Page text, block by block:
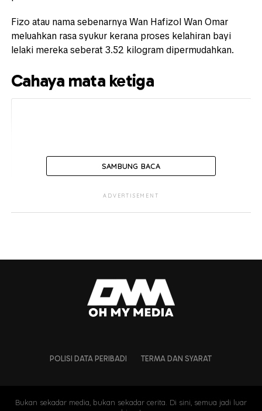
Fizo atau nama sebenarnya Wan Hafizol Wan Omar
meluahkan rasa syukur kerana proses kelahiran bayi
lelaki mereka seberat 3.52 kilogram dipermudahkan.
Cahaya mata ketiga
SAMBUNG BACA
ADVERTISEMENT
POLISI DATA PERIBADI TERMA DAN SYARAT
Bukan sekadar media, bukan sekadar cerita. Di sini, semua jadi luar